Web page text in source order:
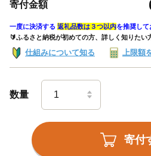
寄付金額
一度に決済する 返礼品数は３つ以内を推奨して
🔰ふるさと納税が初めての方、詳しく知りたい
仕組みについて知る 上限額
数量
寄付